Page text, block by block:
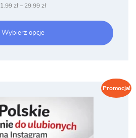
1.99zł – 29.99złZakres
od
Wybierz opcje
Promocja!